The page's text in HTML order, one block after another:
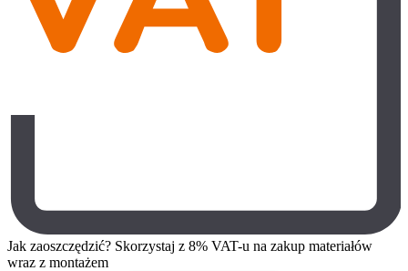
Jak zaoszczędzić? Skorzystaj z 8% VAT-u na zakup materiałów
wraz z montażem